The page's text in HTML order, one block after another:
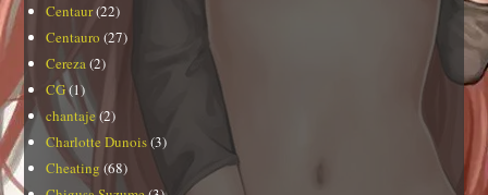
Centaur(22)
Centauro (27)
Cereza(2)
CG(1)
chantaje(2)
Charlotte Dunois(3)
Cheating (68)